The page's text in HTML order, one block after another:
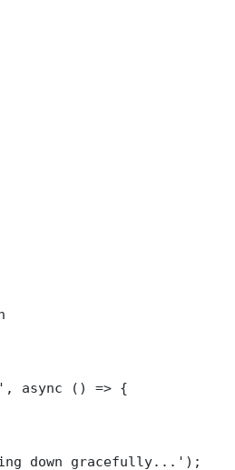
async () => {
down gracefully...');